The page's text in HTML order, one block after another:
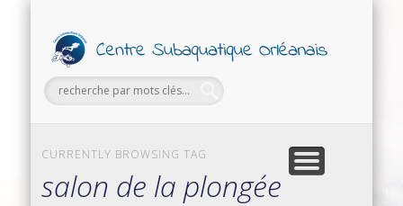
CURRENTLY BROWSING TAG
salon de la plongée